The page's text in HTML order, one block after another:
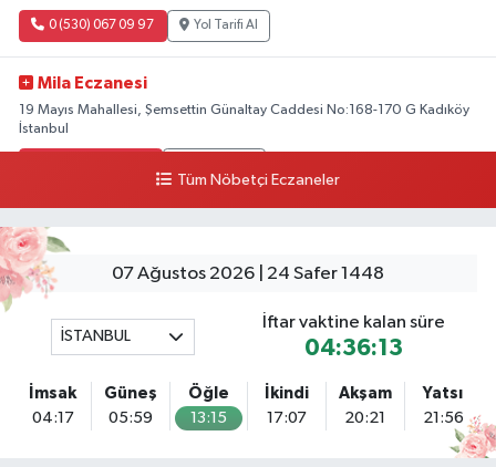
0 (530) 067 09 97 Yol Tarifi Al
Mila Eczanesi
19 Mayıs Mahallesi, Şemsettin Günaltay Caddesi No:168-170 G Kadıköy
İstanbul
Ortabayır Mahallesi, Talatpaşa Caddesi, No:123 A Gültepe Kağıthane
İstanbul
Gedikpaşa Eczanesi
Mimar Hayrettin Mahallesi, Gedikpaşa Caddesi No:16 C Beyazıt Fatih
Tüm Nöbetçi Eczaneler
07 Ağustos 2026 | 24 Safer 1448
İSTANBUL
İftar vaktine kalan süre
04:36:13
İmsak
04:17
Güneş
05:59
Öğle
13:15
İkindi
17:07
Akşam
20:21
Yatsı
21:56